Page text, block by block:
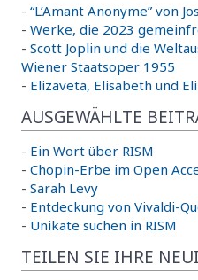
- “L’Amant Anonyme” von
- Werke, die 2023
- Scott Joplin und die
Wiener Staatsoper 1955
- Elizaveta, Elisabeth und
AUSGEWÄHLTE
- Ein Wort über RISM
- Chopin-Erbe im Open
- Sarah Levy
- Entdeckung von Vivaldi-
- Unikate suchen in RISM
TEILEN SIE IHRE